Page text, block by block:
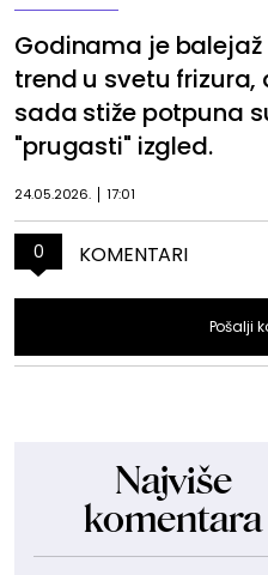
Godinama je
trend u svetu frizura,
sada stiže potpuna
"prugasti" izgled.
24.05.2026. 17:01
0 KOMENTARI
Pošalji
Najviše
komentara